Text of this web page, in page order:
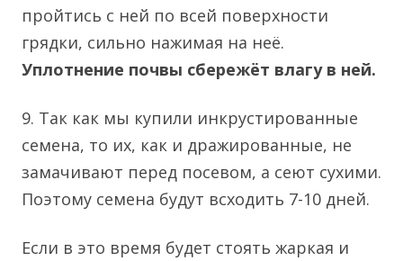
пройтись с ней по всей поверхности
грядки, сильно нажимая на неё.
Уплотнение почвы сбережёт влагу в ней.
9. Так как мы купили инкрустированные
семена, то их, как и дражированные, не
замачивают перед посевом, а сеют сухими.
Поэтому семена будут всходить 7-10 дней.
Если в это время будет стоять жаркая и